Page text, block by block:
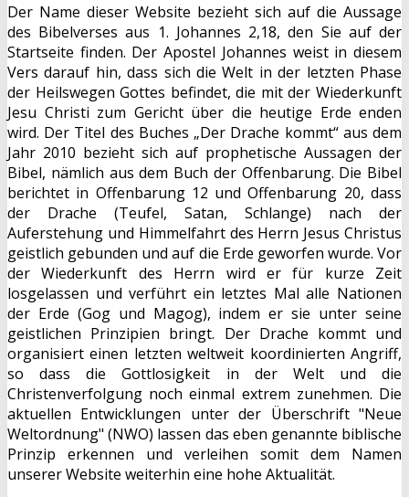
Der Name dieser Website bezieht sich auf die Aussage
des Bibelverses aus 1. Johannes 2,18, den Sie auf der
Startseite finden. Der Apostel Johannes weist in diesem
Vers darauf hin, dass sich die Welt in der letzten Phase
der Heilswegen Gottes befindet, die mit der Wiederkunft
Jesu Christi zum Gericht über die heutige Erde enden
wird. Der Titel des Buches „Der Drache kommt“ aus dem
Jahr 2010 bezieht sich auf prophetische Aussagen der
Bibel, nämlich aus dem Buch der Offenbarung. Die Bibel
berichtet in Offenbarung 12 und Offenbarung 20, dass
der Drache (Teufel, Satan, Schlange) nach der
Auferstehung und Himmelfahrt des Herrn Jesus Christus
geistlich gebunden und auf die Erde geworfen wurde. Vor
der Wiederkunft des Herrn wird er für kurze Zeit
losgelassen und verführt ein letztes Mal alle Nationen
der Erde (Gog und Magog), indem er sie unter seine
geistlichen Prinzipien bringt. Der Drache kommt und
organisiert einen letzten weltweit koordinierten Angriff,
so dass die Gottlosigkeit in der Welt und die
Christenverfolgung noch einmal extrem zunehmen. Die
aktuellen Entwicklungen unter der Überschrift "Neue
Weltordnung" (NWO) lassen das eben genannte biblische
Prinzip erkennen und verleihen somit dem Namen
unserer Website weiterhin eine hohe Aktualität.